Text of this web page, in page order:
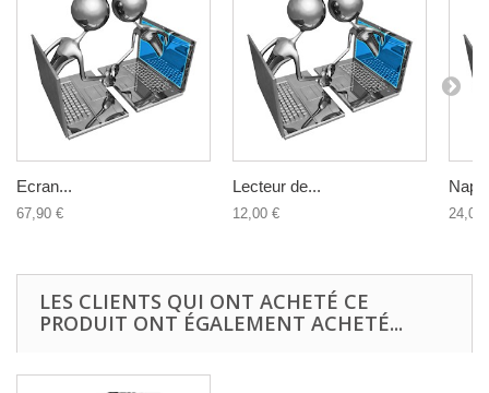
Ecran...
67,90 €
Lecteur de...
12,00 € 24,00
LES CLIENTS QUI ONT ACHETÉ CE
PRODUIT ONT ÉGALEMENT ACHETÉ...